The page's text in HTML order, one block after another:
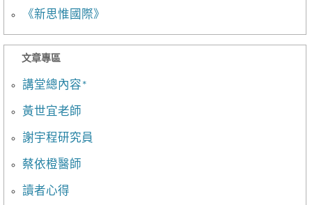
《新思惟國際》
文章專區
講堂總內容*
黃世宜老師
謝宇程研究員
蔡依橙醫師
讀者心得